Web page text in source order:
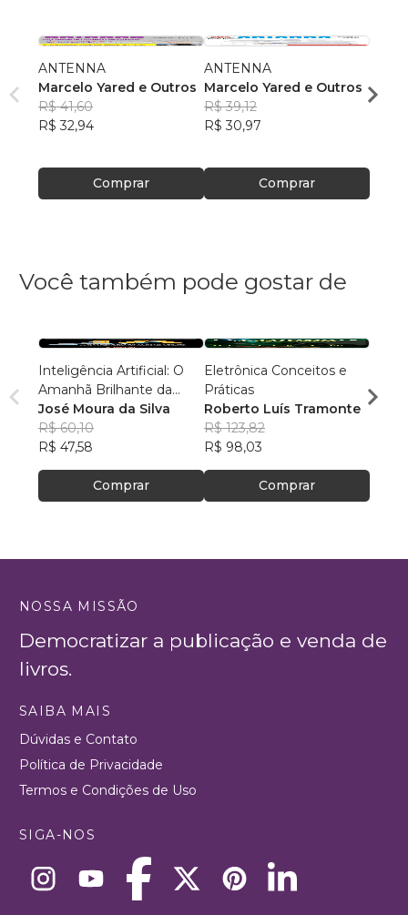
ANTENNA
Marcelo Yared e Outros
R$ 41,60
R$ 32,94
Comprar
ANTENNA
Marcelo Yared e Outros
R$ 39,12
R$ 30,97
Comprar
R$
Você também pode gostar de
Inteligência Artificial: O
Amanhã Brilhante da
Humanidade
José Moura da Silva
R$ 60,10
R$ 47,58
Comprar
Eletrônica Conceitos e
Práticas
Roberto Luís Tramonte
R$ 123,82
R$ 98,03
Comprar
30
NOSSA MISSÃO
Democratizar a publicação e venda de
livros.
SAIBA MAIS
Dúvidas e Contato
Política de Privacidade
Termos e Condições de Uso
SIGA-NOS